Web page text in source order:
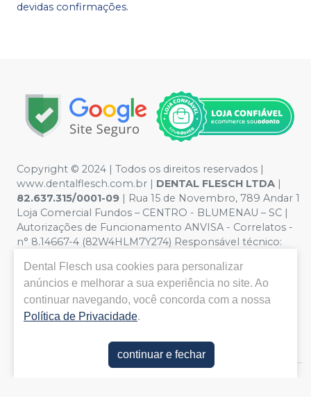
devidas confirmações.
Copyright © 2024 | Todos os direitos reservados |
www.dentalflesch.com.br | DENTAL FLESCH LTDA
82.637.315/0001-09 | Rua 15 de Novembro, 789 Andar 1
Loja Comercial Fundos – CENTRO - BLUMENAU – SC |
Autorizações de Funcionamento ANVISA - Correlatos -
n° 8.14667-4 (82W4HLM7Y274) Responsável técnico:
Política de Privacidade e Segurança - Fotos meramente
ilustrativas - Os preços e condições da loja virtual estão
sujeitos a alterações. Em caso de divergência de preços
no site, o valor válido é o do Carrinho de Compra. Para
conosco via Whatsapp
Dental Flesch usa cookies para personalizar
anúncios e melhorar a sua experiência no site. Ao
continuar navegando, você concorda com a nossa
Política de Privacidade.
continuar e fechar